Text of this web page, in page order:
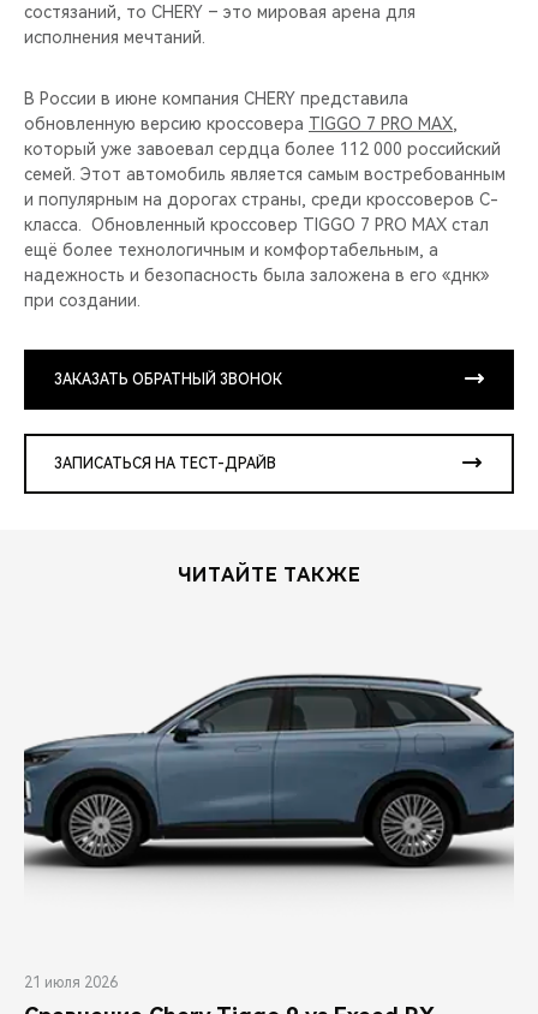
состязаний, то CHERY – это мировая арена для
исполнения мечтаний.
В России в июне компания CHERY представила
обновленную версию кроссовера TIGGO 7 PRO MAX
который уже завоевал сердца более 112 000 российский
семей. Этот автомобиль является самым востребованным
и популярным на дорогах страны, среди кроссоверов C-
класса. Обновленный кроссовер TIGGO 7 PRO MAX стал
ещё более технологичным и комфортабельным, а
надежность и безопасность была заложена в его «днк»
при создании.
ЗАКАЗАТЬ ОБРАТНЫЙ ЗВОНОК
ЗАПИСАТЬСЯ НА ТЕСТ-ДРАЙВ
ЧИТАЙТЕ ТАКЖЕ
21 июля 2026